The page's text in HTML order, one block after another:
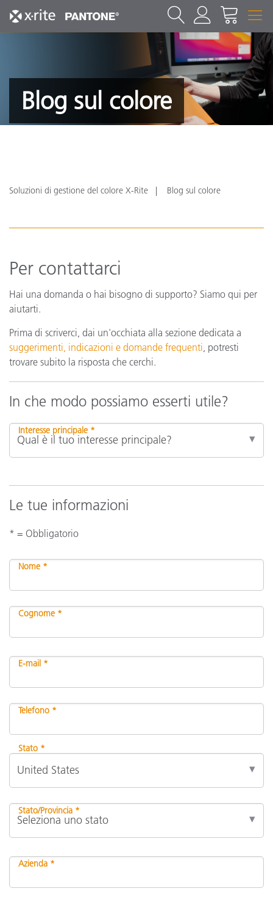
Blog sul colore
Soluzioni di gestione del colore X-Rite Blog sul colore
Per contattarci
Hai una domanda o hai bisogno di supporto? Siamo qui per
aiutarti.
Prima di scriverci, dai un'occhiata alla sezione dedicata a
suggerimenti, indicazioni e domande frequenti, potresti
trovare subito la risposta che cerchi.
In che modo possiamo esserti utile?
Interesse principale *
Le tue informazioni
* = Obbligatorio
Nome *
Cognome *
E-mail *
Telefono *
Stato *
Stato/Provincia *
Azienda *